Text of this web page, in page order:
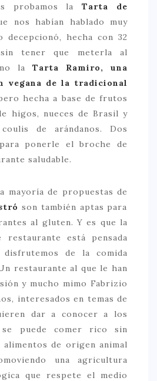
probamos laTarta de
nos habían hablado muy
hecha con 32
tener que meterla al
la Tarta Ramiro, una
vegana de la tradicional
hecha a base de frutos
higos, nueces de Brasil y
coulis de arándanos. Dos
ponerle el broche de
saludable.
mayoría de propuestas de
son también aptas para
al gluten. Y es que la
está pensada
de la comida
restaurante al que le han
y mucho mimo Fabrizio
interesados en temas de
dar a conocer a los
se puede comer rico sin
de origen animal
una agricultura
que respete el medio